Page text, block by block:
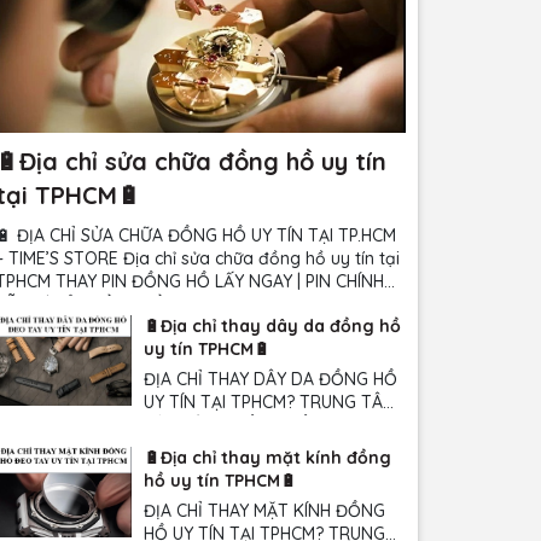
🔋Địa chỉ sửa chữa đồng hồ uy tín
TPHCM🔋
🔋 ĐỊA CHỈ SỬA CHỮA ĐỒNG HỒ UY TÍN TẠI TP.HCM
STORE Địa chỉ sửa chữa đồng hồ uy tín tại
THAY PIN ĐỒNG HỒ LẤY NGAY | PIN CHÍNH
chậm, chạy sai giờ so với giờ thực...
🔋Địa chỉ thay dây da đồng hồ
uy tín TPHCM🔋
ĐỊA CHỈ THAY DÂY DA ĐỒNG HỒ
UY TÍN TẠI TPHCM? TRUNG TÂM
STORE 🏪Số 152 Nguyễn Thái
Bình, Phường Bảy Hiền, TPHCM.
⏰Giờ làm việc: 09h00-21h00
(Tất cả các ngày trong tuần)
🔋Địa chỉ thay mặt kính đồng
hồ uy tín TPHCM🔋
ĐỊA CHỈ THAY MẶT KÍNH ĐỒNG
HỒ UY TÍN TẠI TPHCM? TRUNG